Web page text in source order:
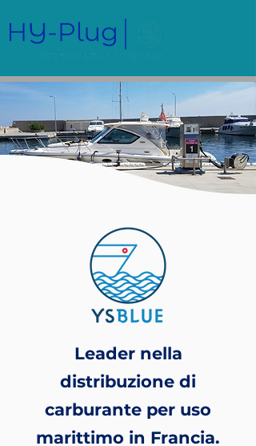
Leader nella
distribuzione di
carburante per uso
marittimo in Francia.